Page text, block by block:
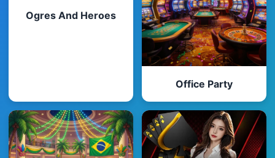
Ogres And Heroes
Office Party